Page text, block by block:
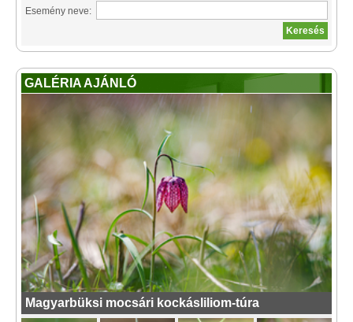
Esemény neve:
GALÉRIA AJÁNLÓ
Magyarbüksi mocsári kockásliliom-túra